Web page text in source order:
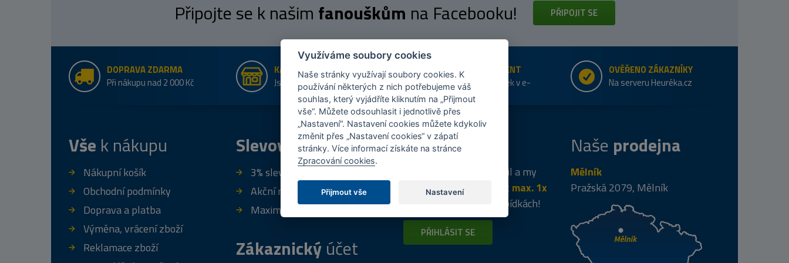
Připojte se k našim fanouškům na Facebooku! PŘIPOJIT SE
DOPRAVA ZDARMA
Při nákupu nad 2 000 Kč
KAMENNÉ PRODEJNY
Jsme na trhu více než 10 let
ŠIROKÝ SORTIMENT
Přes 20 tis. položek v e-
shopu
OVĚŘENO ZÁKAZNÍKY
Na serveru Heuréka.cz
Vše k nákupu
Nákupní košík
Obchodní podmínky
Doprava a platba
Výměna, vrácení zboží
Reklamace zboží
Slevový program
3% sleva za registraci
Akční nabídky
Maximální výprodej
Zákaznickýúčet
Tipyk nákupu
Napište nám svůj e-mail a my
vás budeme informovat max. 1x
o zajímavých nabídkách!
PŘIHLÁSIT SE
Naše prodejna
Mělník
Pražská 2079, Mělník
Využíváme soubory cookies
Naše stránky využívají soubory cookies. K
používání některých z nich potřebujeme váš
souhlas, který vyjádříte kliknutím na „Přijmout
vše“. Můžete odsouhlasit i jednotlivě přes
„Nastavení“. Nastavení cookies můžete kdykoliv
změnit přes „Nastavení cookies“ v zápatí
stránky. Více informací získáte na stránce
Zpracování cookies.
Přijmout vše Nastavení